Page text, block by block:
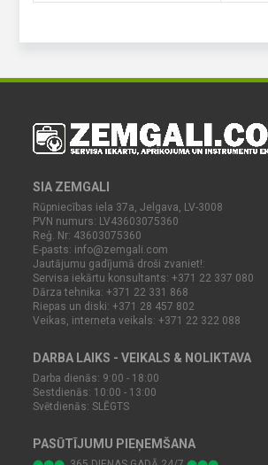
SIA ZEMGALI
Rūpniecības iela 37a, Jelgava, LV-3008
PVN numurs: LV43603075360
Reģ. Nr: 43603075360
E-pasts: info@zemgali.com
Jautājumu gadījumā droši zvaniet!:
Servisa iekārtu konsultants: +371 22 337 080
Dārza tehnika: +371 22 331 868
Riepas un diski: +371 28 457 802
Veikas, interneta veikals: +371 22 322 088
DARBA LAIKS - VEIKALS & NOLIKTAVA
Darba dienās: 9:00 - 18:00
Sestdienās: 10:00 - 13:00
Svētdienās: SLĒGTS
PASŪTĪJUMU PIEŅEMŠANA